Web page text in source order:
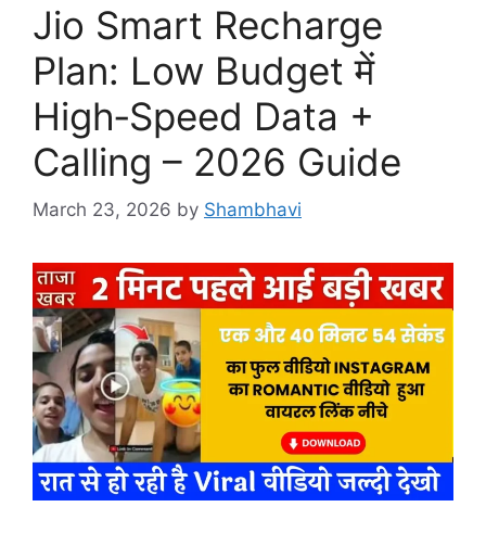
Jio Smart Recharge
Plan: Low Budget में
High‑Speed Data +
Calling – 2026 Guide
March 23, 2026 by Shambhavi